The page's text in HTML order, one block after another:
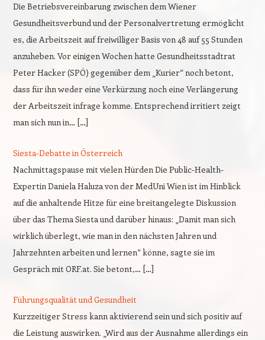
Die Betriebsvereinbarung zwischen dem Wiener
Gesundheitsverbund und der Personalvertretung ermöglicht
es, die Arbeitszeit auf freiwilliger Basis von 48 auf 55 Stunden
anzuheben. Vor einigen Wochen hatte Gesundheitsstadtrat
Peter Hacker (SPÖ) gegenüber dem „Kurier“ noch betont,
dass für ihn weder eine Verkürzung noch eine Verlängerung
der Arbeitszeit infrage komme. Entsprechend irritiert zeigt
man sich nun in… […]
Siesta-Debatte in Österreich
Nachmittagspause mit vielen Hürden Die Public-Health-
Expertin Daniela Haluza von der MedUni Wien ist im Hinblick
auf die anhaltende Hitze für eine breitangelegte Diskussion
über das Thema Siesta und darüber hinaus: „Damit man sich
wirklich überlegt, wie man in den nächsten Jahren und
Jahrzehnten arbeiten und lernen“ könne, sagte sie im
Gespräch mit ORF.at. Sie betont,… […]
Führungsqualität und Gesundheit
Kurzzeitiger Stress kann aktivierend sein und sich positiv auf
die Leistung auswirken. „Wird aus der Ausnahme allerdings ein